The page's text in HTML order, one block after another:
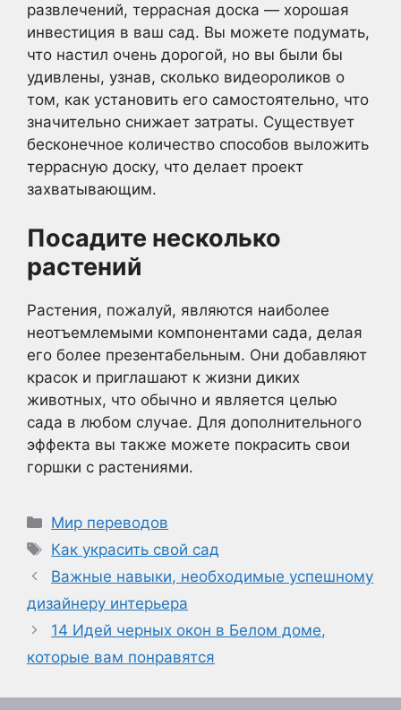
развлечений, террасная доска — хорошая
инвестиция в ваш сад. Вы можете подумать,
что настил очень дорогой, но вы были бы
удивлены, узнав, сколько видеороликов о
том, как установить его самостоятельно, что
значительно снижает затраты. Существует
бесконечное количество способов выложить
террасную доску, что делает проект
захватывающим.
Посадите несколько
растений
Растения, пожалуй, являются наиболее
неотъемлемыми компонентами сада, делая
его более презентабельным. Они добавляют
красок и приглашают к жизни диких
животных, что обычно и является целью
сада в любом случае. Для дополнительного
эффекта вы также можете покрасить свои
горшки с растениями.
Рубрики
Мир переводов
Метки
Как украсить свой сад
Важные навыки, необходимые успешному
дизайнеру интерьера
14 Идей черных окон в Белом доме,
которые вам понравятся